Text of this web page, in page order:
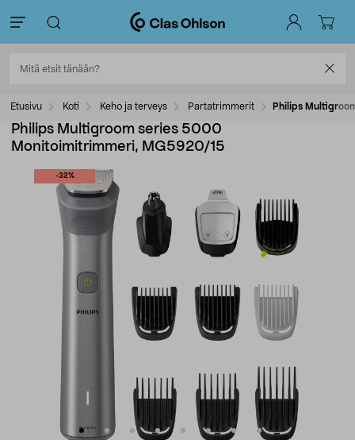
Etusivu Koti Keho ja terveys Partatrimmerit Philips
Philips Multigroom series 5000
Monitoimitrimmeri, MG5920/15
-32%